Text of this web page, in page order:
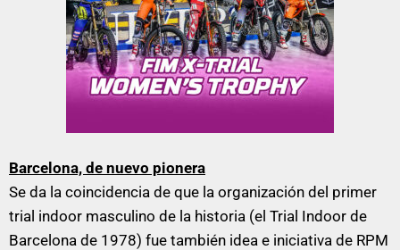
Barcelona, de nuevo pionera
Se da la coincidencia de que la organización del primer
trial indoor masculino de la historia (el Trial Indoor de
Barcelona de 1978) fue también idea e iniciativa de RPM